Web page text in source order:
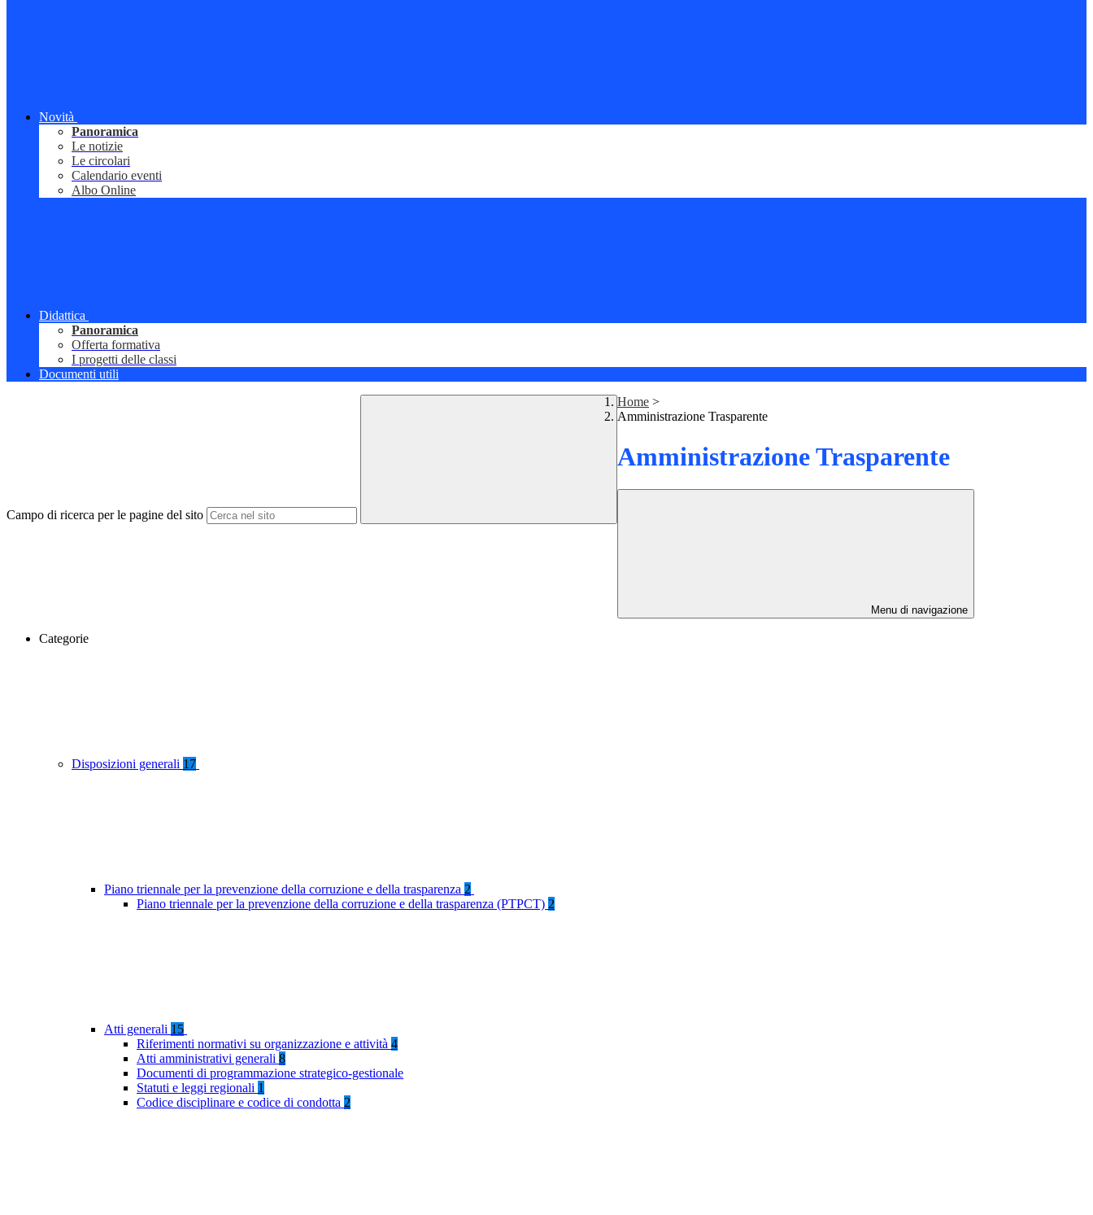
Novità
Panoramica
Le notizie
Le circolari
Calendario eventi
Albo Online
Didattica
Panoramica
Offerta formativa
I progetti delle classi
Documenti utili
Campo di ricerca per le pagine del sito
Home >
Amministrazione Trasparente
Amministrazione Trasparente
Menu di navigazione
Categorie
Disposizioni generali 17
Piano triennale per la prevenzione della corruzione e della trasparenza 2
Piano triennale per la prevenzione della corruzione e della trasparenza (PTPCT) 2
Atti generali 15
Riferimenti normativi su organizzazione e attività 4
Atti amministrativi generali 8
Documenti di programmazione strategico-gestionale
Statuti e leggi regionali 1
Codice disciplinare e codice di condotta 2